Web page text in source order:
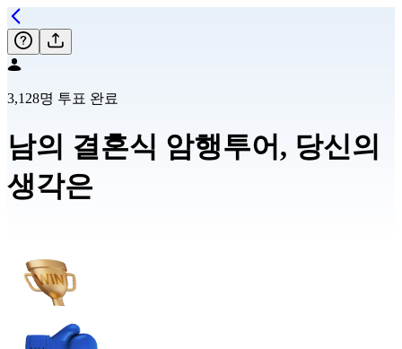
3,128명 투표 완료
남의 결혼식 암행투어, 당신의
생각은
23.7%